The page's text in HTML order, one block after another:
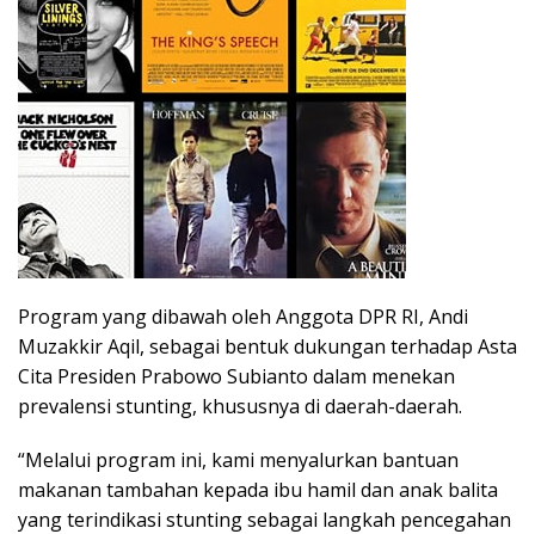
Program yang dibawah oleh Anggota DPR RI, Andi
Muzakkir Aqil, sebagai bentuk dukungan terhadap Asta
Cita Presiden Prabowo Subianto dalam menekan
prevalensi stunting, khususnya di daerah-daerah.
“Melalui program ini, kami menyalurkan bantuan
makanan tambahan kepada ibu hamil dan anak balita
yang terindikasi stunting sebagai langkah pencegahan